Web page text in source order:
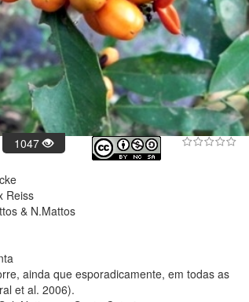
1047
Reiss
& N.Mattos
ainda que esporadicamente, em todas as
et al. 2006).